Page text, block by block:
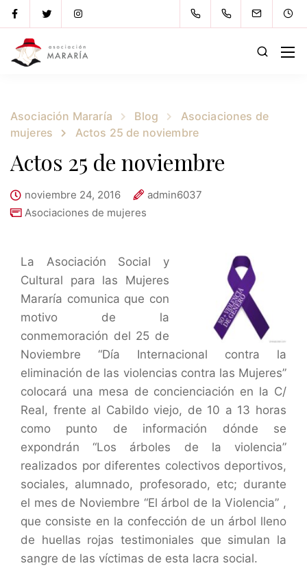
Asociación Mararía Blog
Asociaciones de
mujeres
Actos 25 de noviembre
Actos 25 de noviembre
noviembre 24, 2016
admin6037
Asociaciones de mujeres
La Asociación Social y
Cultural para las Mujeres
Mararía comunica que con
motivo de la
conmemoración del 25 de
Noviembre “Día Internacional contra la
eliminación de las violencias contra las Mujeres”
colocará una mesa de concienciación en la C/
Real, frente al Cabildo viejo, de 10 a 13 horas
como punto de información dónde se
expondrán “Los árboles de la violencia”
realizados por diferentes colectivos deportivos,
sociales, alumnado, profesorado, etc; durante
el mes de Noviembre “El árbol de la Violencia” ,
que consiste en la confección de un árbol lleno
de huellas rojas testimoniales que simulan la
sangre de las víctimas de esta lacra social.